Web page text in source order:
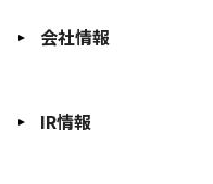
会社情報
IR情報